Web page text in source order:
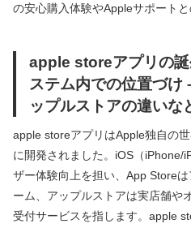
の安心購入体験やAppleサポート
apple storeアプリの
ステム内での位置づ
ップルストアの違いな
apple storeアプリはApple独自の
に開発されました。iOS（iPhone/
ザー体験向上を担い、App Store
ーム、アップルストアは実店舗や
受付サービスを指します。apple